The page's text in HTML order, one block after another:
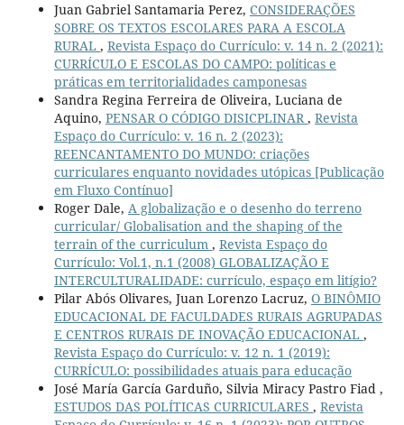
Juan Gabriel Santamaria Perez, CONSIDERAÇÕES
SOBRE OS TEXTOS ESCOLARES PARA A ESCOLA
RURAL , Revista Espaço do Currículo: v. 14 n. 2 (2021):
CURRÍCULO E ESCOLAS DO CAMPO: políticas e
práticas em territorialidades camponesas
Sandra Regina Ferreira de Oliveira, Luciana de
Aquino, PENSAR O CÓDIGO DISICPLINAR, Revista
Espaço do Currículo: v. 16 n. 2 (2023):
REENCANTAMENTO DO MUNDO: criações
curriculares enquanto novidades utópicas [Publicação
em Fluxo Contínuo]
Roger Dale, A globalização e o desenho do terreno
curricular/ Globalisation and the shaping of the
terrain of the curriculum , Revista Espaço do
Currículo: Vol.1, n.1 (2008) GLOBALIZAÇÃO E
INTERCULTURALIDADE: currículo, espaço em litígio?
Pilar Abós Olivares, Juan Lorenzo Lacruz, O BINÔMIO
EDUCACIONAL DE FACULDADES RURAIS AGRUPADAS
E CENTROS RURAIS DE INOVAÇÃO EDUCACIONAL ,
Revista Espaço do Currículo: v. 12 n. 1 (2019):
CURRÍCULO: possibilidades atuais para educação
José María García Garduño, Silvia Miracy Pastro Fiad ,
ESTUDOS DAS POLÍTICAS CURRICULARES , Revista